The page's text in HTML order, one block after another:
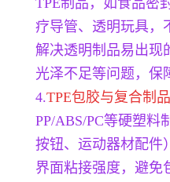
疗导管、透明玩具，
解决透明制品易出现
光泽不足等问题，保
4.TPE包胶与复合制品
PP/ABS/PC等硬塑料
按钮、运动器材配件
界面粘接强度，避免